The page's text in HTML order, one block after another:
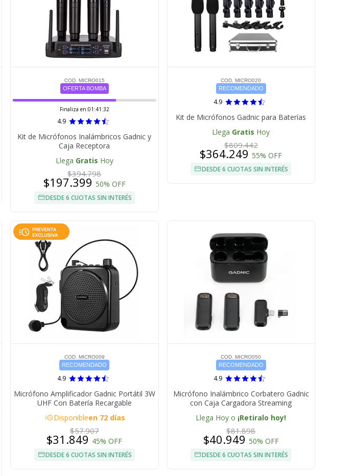
COD. MICRO015
OFERTA BOMBA
Finaliza en:01:41:32
4.9
Kit de Micrófonos Inalámbricos Gadnic y
Caja Receptora
Llega Gratis Hoy
$394.798
$197.399 50% OFF
DESDE 6 CUOTAS SIN INTERÉS
COD. MICRO020
RECOMENDADO
4.9
Kit de Micrófonos Gadnic para Baterías
Llega Gratis Hoy
$809.442
$364.24955% OFF
DESDE 6 CUOTAS SIN INTERÉS
COD. MICRO009
RECOMENDADO
4.9
Micrófono Amplificador Gadnic Portátil 3W
UHF Con Batería Recargable
acuteDisponibleen 72 días
$57.907
$31.849 45% OFF
DESDE 6 CUOTAS SIN INTERÉS
COD. MICRO050
RECOMENDADO
4.9
Micrófono Inalámbrico Corbatero Gadnic
con Caja Cargadora Streaming
Llega Hoy o ¡Retiralo hoy!
$81.898
$40.949 50% OFF
DESDE 6 CUOTAS SIN INTERÉS